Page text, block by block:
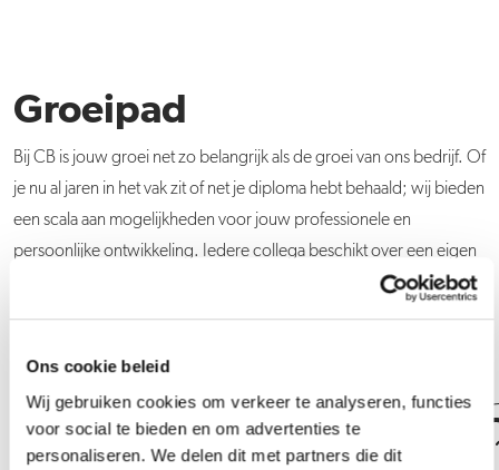
Ons cookie beleid
Wij gebruiken cookies om verkeer te analyseren, functies
voor social te bieden en om advertenties te
personaliseren. We delen dit met partners die dit
Groeipad
Bij CB is jouw groei net zo belangrijk als de groei van ons bedrijf. Of
je nu al jaren in het vak zit of net je diploma hebt behaald; wij bieden
een scala aan mogelijkheden voor jouw professionele en
persoonlijke ontwikkeling. Iedere collega beschikt over een eigen
ontwikkelplan en kan gebruikmaken van coachingstrajecten,